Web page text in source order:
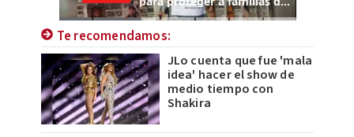
Te recomendamos:
JLo cuenta que fue 'mala
idea' hacer el show de
medio tiempo con
Shakira